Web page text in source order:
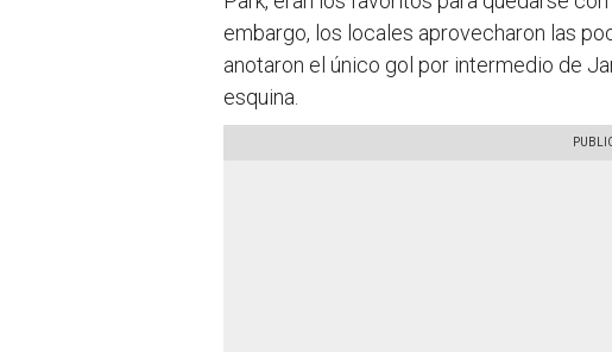
embargo, los locales aprovecharon las
anotaron el único gol por intermedio de
esquina.